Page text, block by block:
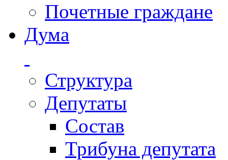
Почетные граждане
Дума
Структура
Депутаты
Состав
Трибуна депутата